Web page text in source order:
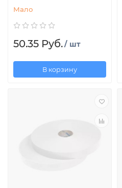
Мало
50.35 Руб./ шт
В корзину